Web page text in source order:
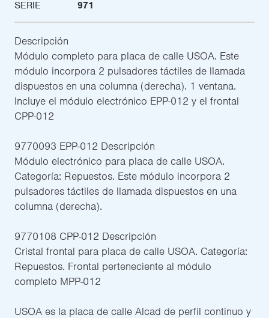
SERIE
971
Descripción
Módulo completo para placa de calle USOA. Este
módulo incorpora 2 pulsadores táctiles de llamada
dispuestos en una columna (derecha). 1 ventana.
Incluye el módulo electrónico EPP-012 y el frontal
CPP-012
9770093 EPP-012 Descripción
Módulo electrónico para placa de calle USOA.
Categoría: Repuestos. Este módulo incorpora 2
pulsadores táctiles de llamada dispuestos en una
columna (derecha).
9770108 CPP-012 Descripción
Cristal frontal para placa de calle USOA. Categoría:
Repuestos. Frontal perteneciente al módulo
completo MPP-012
USOA es la placa de calle Alcad de perfil continuo y